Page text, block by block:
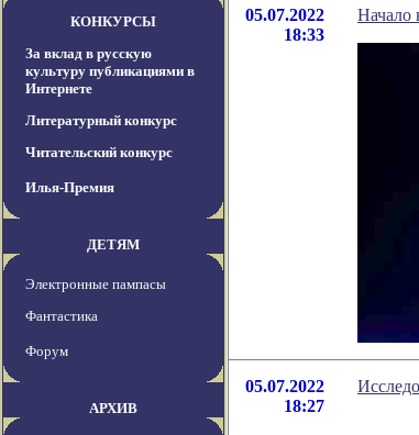
КОНКУРСЫ
За вклад в русскую
культуру публикациями в
Интернете
Литературный конкурс
Читательский конкурс
Илья-Премия
ДЕТЯМ
Электронные пампасы
Фантастика
Форум
АРХИВ
05.07.2022
18:33
Начало
05.07.2022
18:27